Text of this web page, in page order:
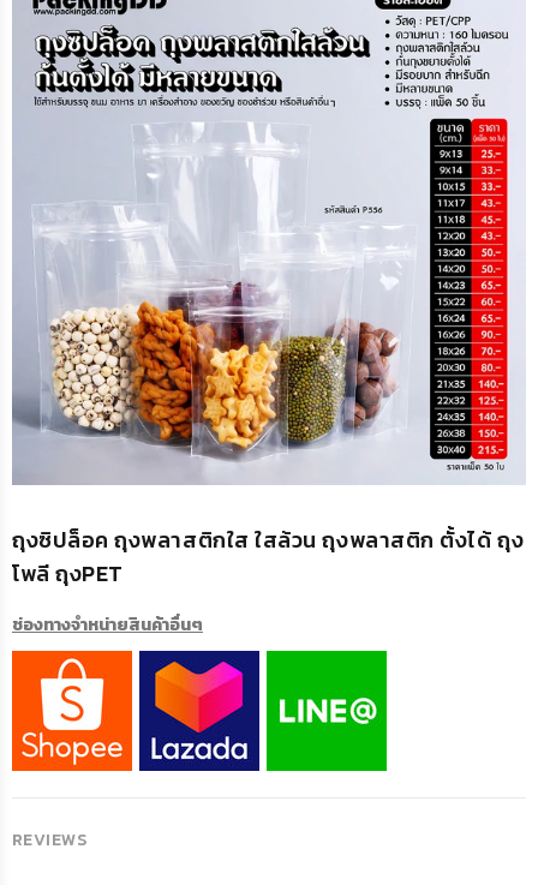
ถุงซิปล็อค ถุงพลาสติกใส ใสล้วน ถุงพลาสติก ตั้งได้ ถุง
โพลี ถุงPET
ช่องทางจำหน่ายสินค้าอื่นๆ
REVIEWS